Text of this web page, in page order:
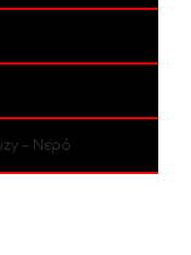
– Νερό